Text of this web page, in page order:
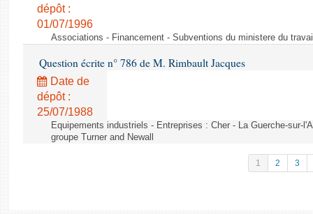
dépôt :
01/07/1996
Associations - Financement - Subventions du ministere du
Question écrite n° 786 de M. Rimbault Jacques
Date de
dépôt :
25/07/1988
Equipements industriels - Entreprises : Cher - La Guerche-sur-
groupe Turner and Newall
1 2 3